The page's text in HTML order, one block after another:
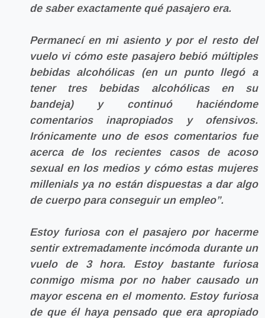
de saber exactamente qué pasajero era.
Permanecí en mi asiento y por el resto del
vuelo vi cómo este pasajero bebió múltiples
bebidas alcohólicas (en un punto llegó a
tener tres bebidas alcohólicas en su
bandeja) y continuó haciéndome
comentarios inapropiados y ofensivos.
Irónicamente uno de esos comentarios fue
acerca de los recientes casos de acoso
sexual en los medios y cómo estas mujeres
millenials ya no están dispuestas a dar algo
de cuerpo para conseguir un empleo”.
Estoy furiosa con el pasajero por hacerme
sentir extremadamente incómoda durante un
vuelo de 3 hora. Estoy bastante furiosa
conmigo misma por no haber causado un
mayor escena en el momento. Estoy furiosa
de que él haya pensado que era apropiado